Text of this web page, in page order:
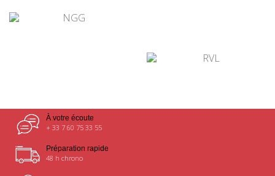
À votre écoute
+ 33 7 60 75 33 55
Préparation rapide
48 h chrono